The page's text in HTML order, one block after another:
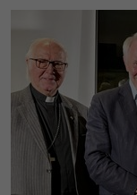
Name fr
Anbieter
Laufzeit